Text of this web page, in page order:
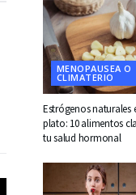
MENOPAUSEA O
CLIMATERIO
Estrógenos naturales
plato: 10 alimentos
tu salud hormonal